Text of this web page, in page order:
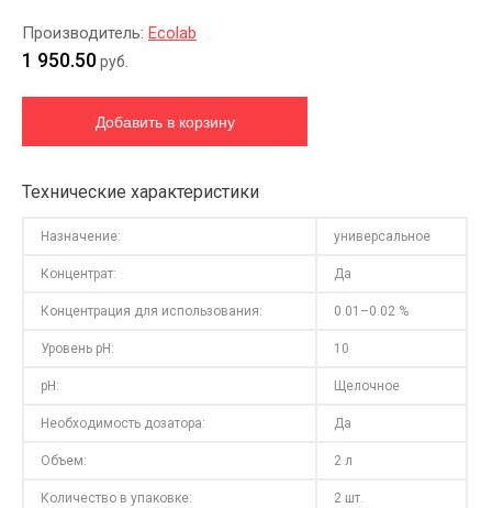
Производитель: Ecolab
1 950.50руб.
Технические характеристики
Назначение: универсальное
Концентрат: Да
Концентрация для использования: 0.01–0.02 %
Уровень pH: 10
pH: Щелочное
Необходимость дозатора: Да
Объем: 2 л
Количество в упаковке: 2 шт.